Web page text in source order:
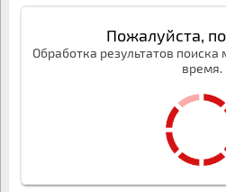
Пожалуйста,
Обработка результатов
время.